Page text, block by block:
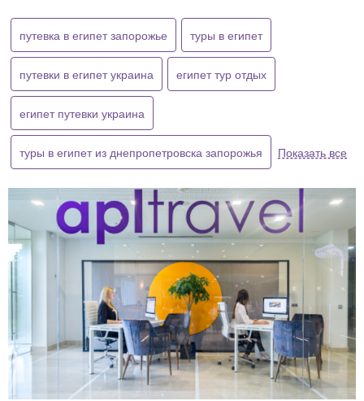
путевка в египет запорожье туры в египет
путевки в египет украина египет тур отдых
египет путевки украина
туры в египет из днепропетровска запорожья Показать все